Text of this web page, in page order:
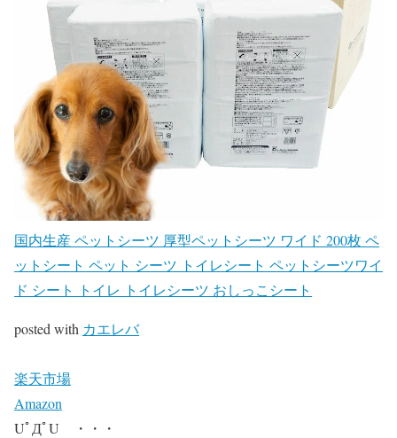
国内生産 ペットシーツ 厚型ペットシーツ ワイド 200枚 ペ
ットシート ペット シーツ トイレシート ペットシーツワイ
ド シート トイレ トイレシーツ おしっこシート
posted with カエレバ
楽天市場
Amazon
UﾟДﾟU ・・・